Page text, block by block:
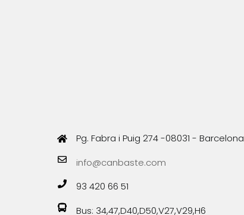
Pg. Fabra i Puig 274 -08031 - Barcelona
info@canbaste.com
93 420 66 51
Bus: 34,47,D40,D50,V27,V29,H6